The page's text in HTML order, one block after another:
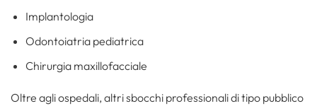
Implantologia
Odontoiatria pediatrica
Chirurgia maxillofacciale
Oltre agli ospedali, altri sbocchi professionali di tipo pubblico